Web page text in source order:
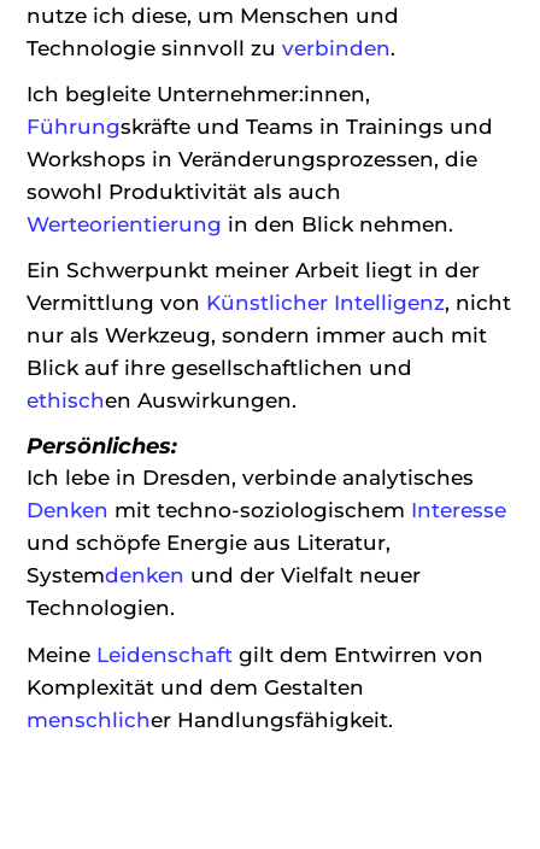
nutze ich diese, um Menschen und
Technologie sinnvoll zu verbinden.
Ich begleite Unternehmer:innen,
Führungskräfte und Teams in Trainings und
Workshops in Veränderungsprozessen, die
sowohl Produktivität als auch
Werteorientierung in den Blick nehmen.
Ein Schwerpunkt meiner Arbeit liegt in der
Vermittlung von Künstlicher Intelligenz, nicht
nur als Werkzeug, sondern immer auch mit
Blick auf ihre gesellschaftlichen und
ethischen Auswirkungen.
Persönliches:
Ich lebe in Dresden, verbinde analytisches
Denken mit techno-soziologischem Interesse
und schöpfe Energie aus Literatur,
Systemdenken und der Vielfalt neuer
Technologien.
Meine Leidenschaft gilt dem Entwirren von
Komplexität und dem Gestalten
menschlicher Handlungsfähigkeit.